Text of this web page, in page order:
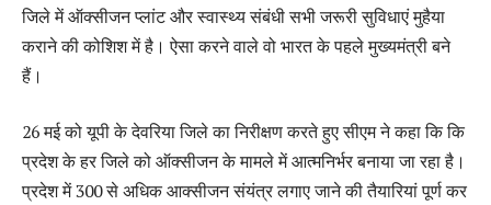
जिले में ऑक्सीजन प्लांट और स्वास्थ्य संबंधी सभी जरूरी सुविधाएं मुहैया
कराने की कोशिश में है। ऐसा करने वाले वो भारत के पहले मुख्यमंत्री बने
हैं।
26 मई को यूपी के देवरिया जिले का निरीक्षण करते हुए सीएम ने कहा कि कि
प्रदेश के हर जिले को ऑक्सीजन के मामले में आत्मनिर्भर बनाया जा रहा है।
प्रदेश में 300 से अधिक आक्सीजन संयंत्र लगाए जाने की तैयारियां पूर्ण कर